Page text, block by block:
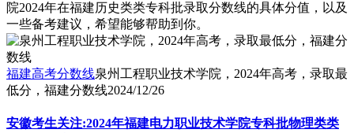
院2024年在福建历史类类专科批录取分数线的具体分值，以及
一些备考建议，希望能够帮助到你。
福建高考分数线泉州工程职业技术学院，2024年高考，录取最
低分，福建分数线2024/12/26
安徽考生关注:2024年福建电力职业技术学院专科批物理类类